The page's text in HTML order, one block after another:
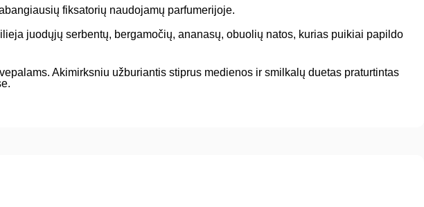
fiksatorių naudojamų parfumerijoje.
juodųjų serbentų, bergamočių, ananasų, obuolių natos, kurias puikiai papildo
Akimirksniu užburiantis stiprus medienos ir smilkalų duetas praturtintas